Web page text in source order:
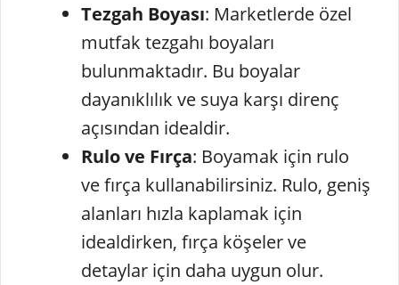
Tezgah Boyası: Marketlerde özel
mutfak tezgahı boyaları
bulunmaktadır. Bu boyalar
dayanıklılık ve suya karşı direnç
açısından idealdir.
Rulo ve Fırça: Boyamak için rulo
ve fırça kullanabilirsiniz. Rulo, geniş
alanları hızla kaplamak için
idealdirken, fırça köşeler ve
detaylar için daha uygun olur.